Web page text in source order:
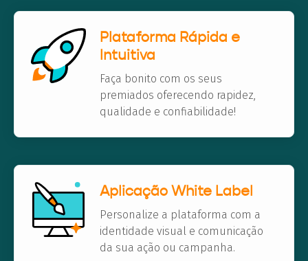
Plataforma Rápida e
Intuitiva
Faça bonito com os seus
premiados oferecendo rapidez,
qualidade e confiabilidade!
Aplicação White Label
Personalize a plataforma com a
identidade visual e comunicação
da sua ação ou campanha.